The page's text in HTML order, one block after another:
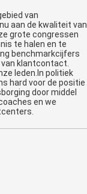
van
aan de kwaliteit van
grote congressen
te halen en te
benchmarkcijfers
klantcontact.
leden.In politiek
hard voor de positie
door middel
en we